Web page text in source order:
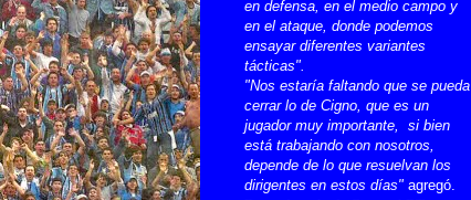
en defensa, en el medio campo y
en el ataque, donde podemos
ensayar diferentes variantes
tácticas".
"Nos estaría faltando que se pueda
cerrar lo de Cigno, que es un
jugador muy importante, si bien
está trabajando con nosotros,
depende de lo que resuelvan los
dirigentes en estos días" agregó.